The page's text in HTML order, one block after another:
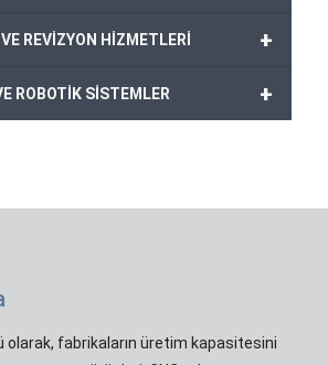
+
REVİZYON HİZMETLERİ
+
ROBOTİK SİSTEMLER
olarak, fabrikaların üretim kapasitesini